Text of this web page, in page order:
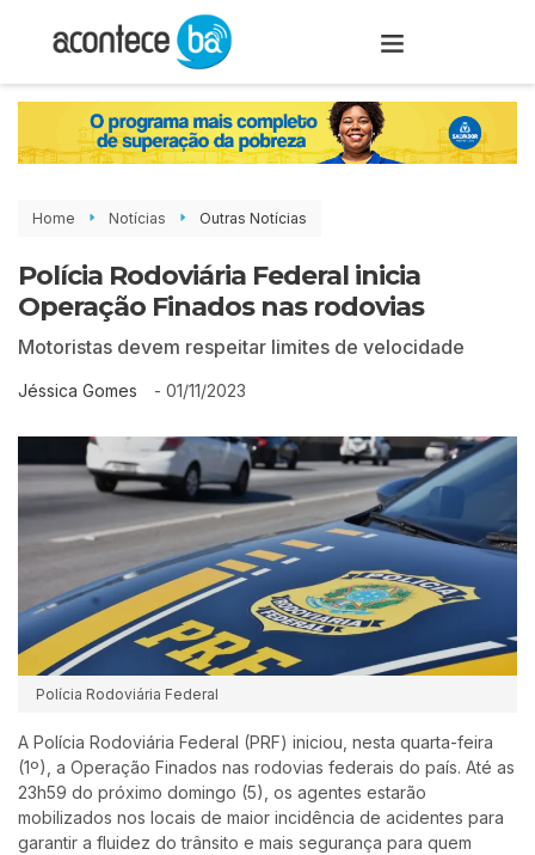
Home Notícias Outras Notícias
Polícia Rodoviária Federal inicia
Operação Finados nas rodovias
Motoristas devem respeitar limites de velocidade
Jéssica Gomes - 01/11/2023
Polícia Rodoviária Federal
A Polícia Rodoviária Federal (PRF) iniciou, nesta quarta-feira
(1º), a Operação Finados nas rodovias federais do país. Até as
23h59 do próximo domingo (5), os agentes estarão
mobilizados nos locais de maior incidência de acidentes para
garantir a fluidez do trânsito e mais segurança para quem